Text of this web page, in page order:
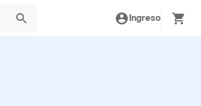
Ingreso